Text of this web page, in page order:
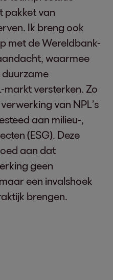
pakket van
Ik breng ook
met de Wereldbank-
waarmee
duurzame
markt versterken. Zo
van NPL’s
aan milieu-,
(ESG). Deze
aan dat
geen
een invalshoek
brengen.